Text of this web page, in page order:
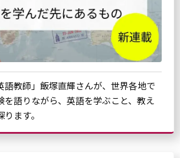
語教師」飯塚直輝さんが、世界各地で
を語りながら、英語を学ぶこと、教え
ます。